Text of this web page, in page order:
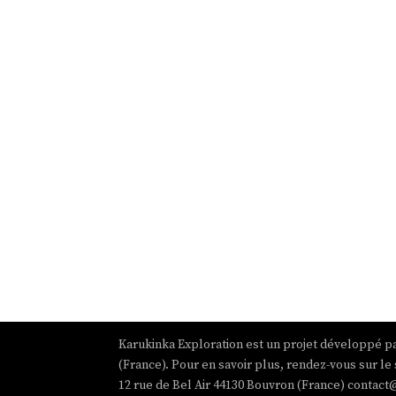
Karukinka Exploration est un projet développé
(France). Pour en savoir plus, rendez-vous sur
12 rue de Bel Air 44130 Bouvron (France)